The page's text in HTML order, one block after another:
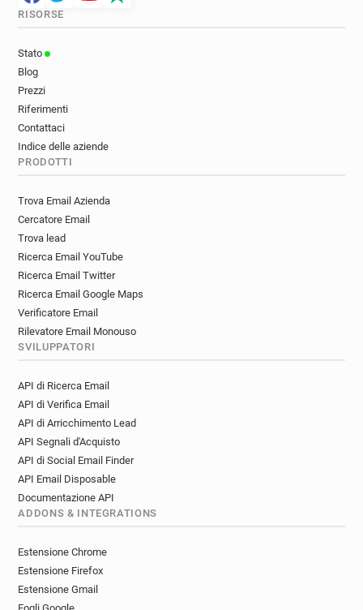
RISORSE
Stato
Blog
Prezzi
Riferimenti
Contattaci
Indice delle aziende
PRODOTTI
Trova Email Azienda
Cercatore Email
Trova lead
Ricerca Email YouTube
Ricerca Email Twitter
Ricerca Email Google Maps
Verificatore Email
Rilevatore Email Monouso
SVILUPPATORI
API di Ricerca Email
API di Verifica Email
API di Arricchimento Lead
API Segnali d'Acquisto
API di Social Email Finder
API Email Disposable
Documentazione API
ADDONS & INTEGRATIONS
Estensione Chrome
Estensione Firefox
Estensione Gmail